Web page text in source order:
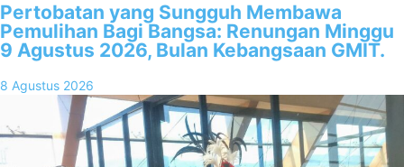
Pertobatan yang Sungguh Membawa
Pemulihan Bagi Bangsa: Renungan Minggu
9 Agustus 2026, Bulan Kebangsaan GMIT.
8 Agustus 2026